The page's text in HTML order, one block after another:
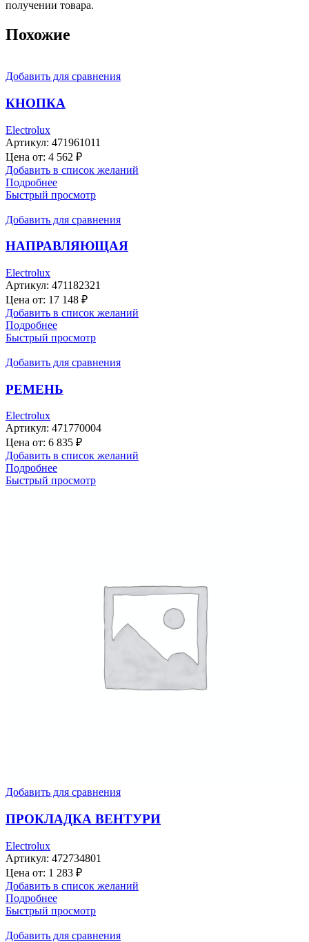
получении товара.
Похожие
Добавить для сравнения
КНОПКА
Electrolux
Артикул: 471961011
Цена от: 4 562 ₽
Добавить в список желаний
Подробнее
Быстрый просмотр
Добавить для сравнения
НАПРАВЛЯЮЩАЯ
Electrolux
Артикул: 471182321
Цена от: 17 148 ₽
Добавить в список желаний
Подробнее
Быстрый просмотр
Добавить для сравнения
РЕМЕНЬ
Electrolux
Артикул: 471770004
Цена от: 6 835 ₽
Добавить в список желаний
Подробнее
Быстрый просмотр
Добавить для сравнения
ПРОКЛАДКА ВЕНТУРИ
Electrolux
Артикул: 472734801
Цена от: 1 283 ₽
Добавить в список желаний
Подробнее
Быстрый просмотр
Добавить для сравнения